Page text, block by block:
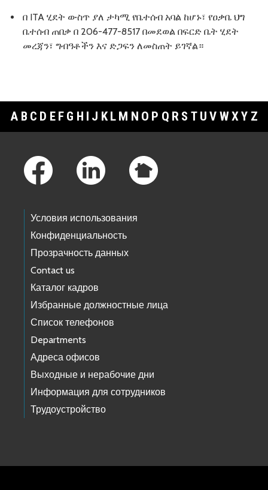
በ ITA ሂደት ውስጥ ያለ ታካሚ የቤተሰብ አባል ከሆኑ፣ የዐቃቤ ህግ
ቤተሰብ ጠበቃ በ 206-477-8517 በመደወል በፍርድ ቤት ሂደት
መረጃን፣ ግብዓቶችን እና ድጋፍን ለመስጠት ይገኛል።
A B C D E F G H I J K L M N O P Q R S T U V WXY Z
Условия использования
Конфиденциальность
Прозрачность данных
Contact us
Каталог кадров
Избранные должностные лица
Список телефонов
Departments
Адреса офисов
Выходные и нерабочие дни
Информация для сотрудников
Трудоустройство